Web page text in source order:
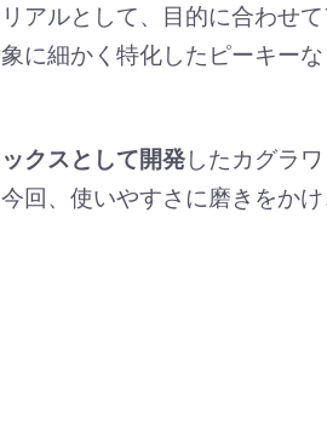
アルとして、目的に合わせ
に細かく特化したピーキー
クスとして開発したカグラ
回、使いやすさに磨きをか